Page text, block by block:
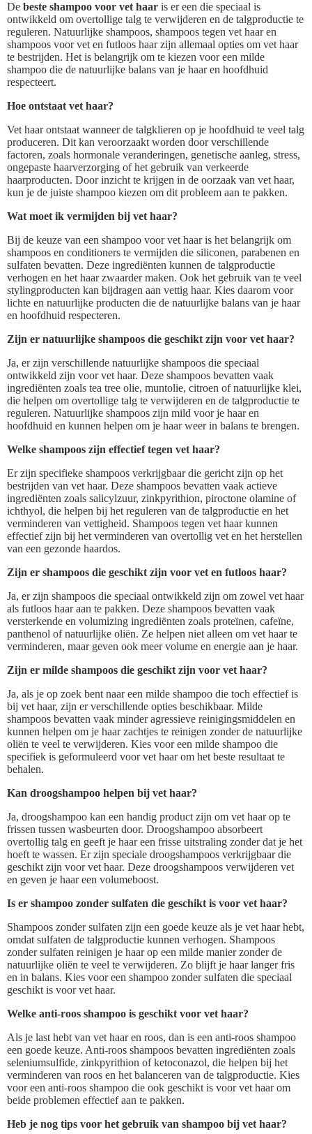
De beste shampoo voor vet haar is er een die speciaal is
ontwikkeld om overtollige talg te verwijderen en de talgproductie te
reguleren. Natuurlijke shampoos, shampoos tegen vet haar en
shampoos voor vet en futloos haar zijn allemaal opties om vet haar
te bestrijden. Het is belangrijk om te kiezen voor een milde
shampoo die de natuurlijke balans van je haar en hoofdhuid
respecteert.
Hoe ontstaat vet haar?
Vet haar ontstaat wanneer de talgklieren op je hoofdhuid te veel talg
produceren. Dit kan veroorzaakt worden door verschillende
factoren, zoals hormonale veranderingen, genetische aanleg, stress,
ongepaste haarverzorging of het gebruik van verkeerde
haarproducten. Door inzicht te krijgen in de oorzaak van vet haar,
kun je de juiste shampoo kiezen om dit probleem aan te pakken.
Wat moet ik vermijden bij vet haar?
Bij de keuze van een shampoo voor vet haar is het belangrijk om
shampoos en conditioners te vermijden die siliconen, parabenen en
sulfaten bevatten. Deze ingrediënten kunnen de talgproductie
verhogen en het haar zwaarder maken. Ook het gebruik van te veel
stylingproducten kan bijdragen aan vettig haar. Kies daarom voor
lichte en natuurlijke producten die de natuurlijke balans van je haar
en hoofdhuid respecteren.
Zijn er natuurlijke shampoos die geschikt zijn voor vet haar?
Ja, er zijn verschillende natuurlijke shampoos die speciaal
ontwikkeld zijn voor vet haar. Deze shampoos bevatten vaak
ingrediënten zoals tea tree olie, muntolie, citroen of natuurlijke klei,
die helpen om overtollige talg te verwijderen en de talgproductie te
reguleren. Natuurlijke shampoos zijn mild voor je haar en
hoofdhuid en kunnen helpen om je haar weer in balans te brengen.
Welke shampoos zijn effectief tegen vet haar?
Er zijn specifieke shampoos verkrijgbaar die gericht zijn op het
bestrijden van vet haar. Deze shampoos bevatten vaak actieve
ingrediënten zoals salicylzuur, zinkpyrithion, piroctone olamine of
ichthyol, die helpen bij het reguleren van de talgproductie en het
verminderen van vettigheid. Shampoos tegen vet haar kunnen
effectief zijn bij het verminderen van overtollig vet en het herstellen
van een gezonde haardos.
Zijn er shampoos die geschikt zijn voor vet en futloos haar?
Ja, er zijn shampoos die speciaal ontwikkeld zijn om zowel vet haar
als futloos haar aan te pakken. Deze shampoos bevatten vaak
versterkende en volumizing ingrediënten zoals proteïnen, cafeïne,
panthenol of natuurlijke oliën. Ze helpen niet alleen om vet haar te
verminderen, maar geven ook meer volume en energie aan je haar.
Zijn er milde shampoos die geschikt zijn voor vet haar?
Ja, als je op zoek bent naar een milde shampoo die toch effectief is
bij vet haar, zijn er verschillende opties beschikbaar. Milde
shampoos bevatten vaak minder agressieve reinigingsmiddelen en
kunnen helpen om je haar zachtjes te reinigen zonder de natuurlijke
oliën te veel te verwijderen. Kies voor een milde shampoo die
specifiek is geformuleerd voor vet haar om het beste resultaat te
behalen.
Kan droogshampoo helpen bij vet haar?
Ja, droogshampoo kan een handig product zijn om vet haar op te
frissen tussen wasbeurten door. Droogshampoo absorbeert
overtollig talg en geeft je haar een frisse uitstraling zonder dat je het
hoeft te wassen. Er zijn speciale droogshampoos verkrijgbaar die
geschikt zijn voor vet haar. Deze droogshampoos verwijderen vet
en geven je haar een volumeboost.
Is er shampoo zonder sulfaten die geschikt is voor vet haar?
Shampoos zonder sulfaten zijn een goede keuze als je vet haar hebt,
omdat sulfaten de talgproductie kunnen verhogen. Shampoos
zonder sulfaten reinigen je haar op een milde manier zonder de
natuurlijke oliën te veel te verwijderen. Zo blijft je haar langer fris
en in balans. Kies voor een shampoo zonder sulfaten die speciaal
geschikt is voor vet haar.
Welke anti-roos shampoo is geschikt voor vet haar?
Als je last hebt van vet haar en roos, dan is een anti-roos shampoo
een goede keuze. Anti-roos shampoos bevatten ingrediënten zoals
seleniumsulfide, zinkpyrithion of ketoconazol, die helpen bij het
verminderen van roos en het balanceren van de talgproductie. Kies
voor een anti-roos shampoo die ook geschikt is voor vet haar om
beide problemen effectief aan te pakken.
Heb je nog tips voor het gebruik van shampoo bij vet haar?